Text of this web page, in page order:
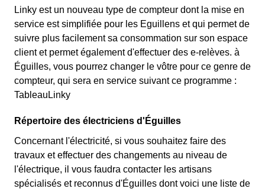
Linky est un nouveau type de compteur dont la mise en
service est simplifiée pour les Eguillens et qui permet de
suivre plus facilement sa consommation sur son espace
client et permet également d'effectuer des e-relèves. à
Éguilles, vous pourrez changer le vôtre pour ce genre de
compteur, qui sera en service suivant ce programme :
TableauLinky
Répertoire des électriciens d'Éguilles
Concernant l'électricité, si vous souhaitez faire des
travaux et effectuer des changements au niveau de
l'électrique, il vous faudra contacter les artisans
spécialisés et reconnus d'Éguilles dont voici une liste de